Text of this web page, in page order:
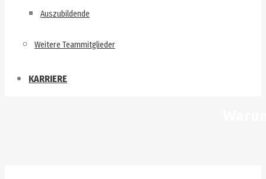
Auszubildende
Weitere Teammitglieder
KARRIERE